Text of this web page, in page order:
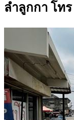
ลำลูกกา โทร